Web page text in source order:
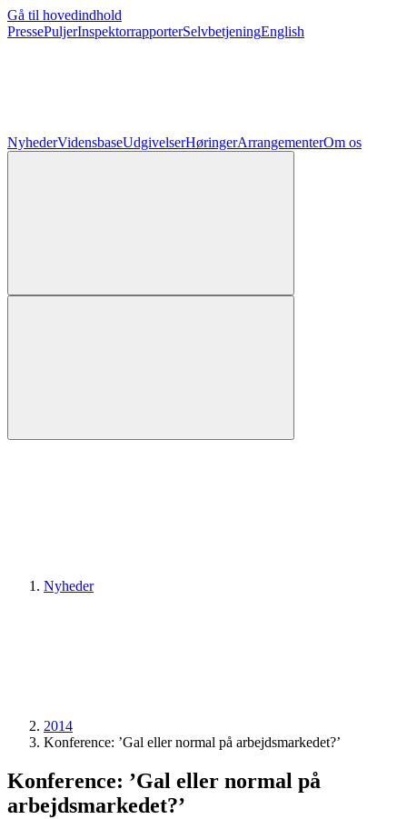
Gå til hovedindhold
PressePuljerInspektorrapporterSelvbetjeningEnglish
NyhederVidensbaseUdgivelserHøringerArrangementerOm os
Nyheder
2014
Konference: ’Gal eller normal på arbejdsmarkedet?’
Konference: ’Gal eller normal på
arbejdsmarkedet?’